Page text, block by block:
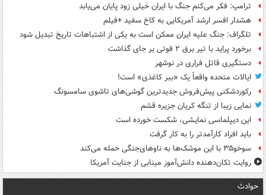
ترامپ: فکر می‌کنم جنگ با ایران خیلی زود پایان می‌یابد
هشدار افسر ارشد آمریکایی به کاخ سفید +فیلم
تلگراف: جنگ علیه ایران ممکن است به یکی از اشتباهات تاریخ تبدیل شود
برخورد پراید با تیر برق ۲ فوتی بر جای گذاشت
دستگیری قاتل فراری در نوشهر
ایالات متحده واقعاً یک «ببر کاغذی» است!
رکوردشکنی پیش‌فروش جدیدترین گوشی‌های تاشوی سامسونگ
نمایی زیبا از تنگه کریان جزیره قشم
این دیپلماسی نمایشی، شکست خورده است
باید افراد کارآمدتر را به کار گرفت
سوخو۳۵ با این موشک‌ها به ناوهای‌جنگی حمله می‌کند
روایت تکان‌دهنده دانش‌آموز مینابی از جنایت آمریکا
حوادث